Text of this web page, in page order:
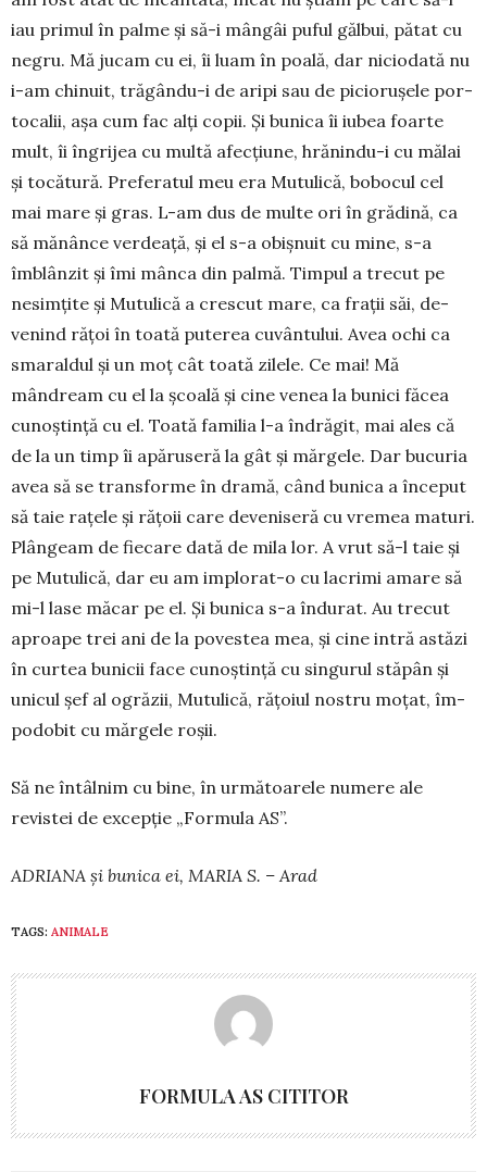
iau primul în pal­me și să-i mângâi puful găl­bui, pătat cu
ne­gru. Mă ju­cam cu ei, îi luam în poală, dar ni­cio­dată nu
i-am chi­nu­it, tră­gându-i de aripi sau de pi­cio­­ru­șele por­
tocalii, așa cum fac alți co­pii. Și bunica îi iu­bea foarte
mult, îi îngrijea cu multă afec­țiu­ne, hrănin­du-i cu mălai
și to­că­tură. Prefe­ratul meu era Mu­tulică, bobo­cul cel
mai mare și gras. L-am dus de multe ori în gră­dină, ca
să mă­nânce ver­dea­ță, și el s-a obișnuit cu mine, s-a
îmblânzit și îmi mân­ca din pal­mă. Timpul a tre­cut pe
nesimțite și Mutulică a cres­cut mare, ca frații săi, de­
venind rățoi în toată puterea cu­vântului. Avea ochi ca
smaral­dul și un moț cât toată zilele. Ce mai! Mă
mândream cu el la școa­lă și cine venea la bu­nici fă­cea
cunoștință cu el. Toată fa­milia l-a îndrăgit, mai ales că
de la un timp îi apăruseră la gât și mărgele. Dar bucu­ria
avea să se transforme în dra­mă, când bunica a început
să taie rațele și rățoii care de­ve­ni­seră cu vremea ma­turi.
Plân­geam de fiecare dată de mila lor. A vrut să-l taie și
pe Mu­tu­lică, dar eu am im­plo­rat-o cu lacrimi ama­re să
mi-l lase mă­car pe el. Și bu­nica s-a îndurat. Au trecut
aproa­pe trei ani de la po­ves­tea mea, și cine intră astăzi
în curtea bunicii face cunoș­tință cu singurul stăpân și
unicul șef al ogrăzii, Mutu­li­că, ră­țo­iul nostru moțat, îm­
po­­dobit cu măr­ge­le roșii.
Să ne întâlnim cu bine, în ur­mă­toarele numere ale
revistei de excepție „Formula AS”.
ADRIANA și bunica ei, MARIA S. – Arad
TAGS: ANIMALE
FORMULA AS CITITOR